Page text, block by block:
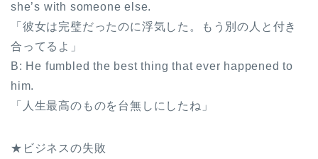
she’s with someone else.
「彼女は完璧だったのに浮気した。もう別の人と付き
合ってるよ」
B: He fumbled the best thing that ever happened to
him.
「人生最高のものを台無しにしたね」
★ビジネスの失敗